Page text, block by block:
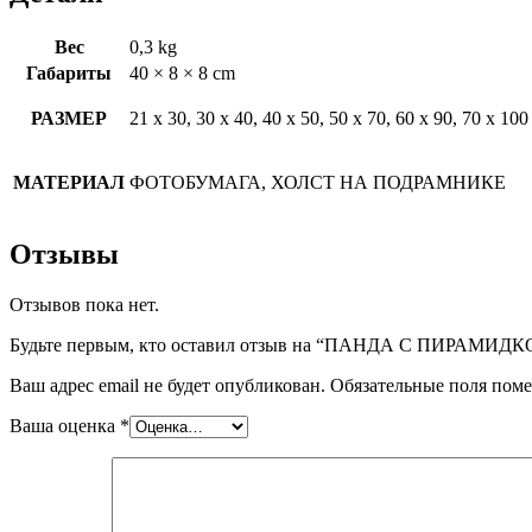
Вес
0,3 kg
Габариты
40 × 8 × 8 cm
РАЗМЕР 21 х 30, 30 х 40, 40 х 50, 50 х 70, 60 х 90, 70 х 100
МАТЕРИАЛ ФОТОБУМАГА, ХОЛСТ НА ПОДРАМНИКЕ
Отзывы
Отзывов пока нет.
Будьте первым, кто оставил отзыв на “ПАНДА С
Ваш адрес email не будет опубликован. Обязательные поля
Ваша оценка *